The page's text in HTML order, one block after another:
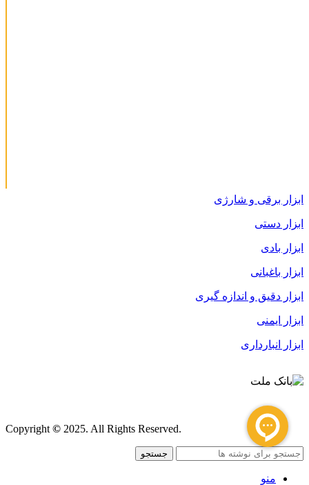
ابزار برقی و شارژی
ابزار دستی
ابزار بادی
ابزار باغبانی
ابزار دقیق و اندازه گیری
ابزار ایمنی
ابزار انبارداری
قوانین و مقررات
Copyright© 2025. All Rights Reserved.
جستجو
منو